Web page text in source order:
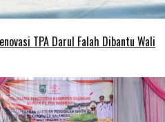
TPA Darul Falah Dibantu Wali